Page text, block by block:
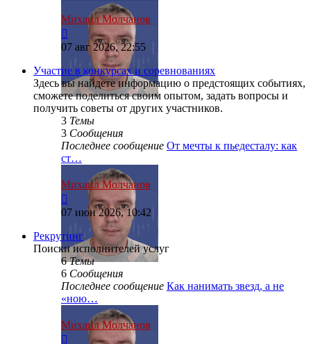
Михаил Молчанов
Перейти
к
последнему
сообщению
07 авг 2026, 22:55
Участие в конкурсах и соревнованиях
Здесь вы найдете информацию о предстоящих событиях,
сможете поделиться своим опытом, задать вопросы и
получить советы от других участников.
3 Темы
3 Сообщения
Последнее сообщение От мечты к пьедесталу: как
ст…
Михаил Молчанов
Перейти
к
последнему
сообщению
07 июн 2026, 10:42
Рекрутинг
Поиски исполнителей услуг
6Темы
6 Сообщения
Последнее сообщение Как нанимать звезд, а не
«ною…
Михаил Молчанов
Перейти